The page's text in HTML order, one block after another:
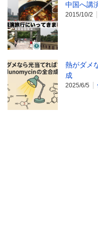
中国へ講
2015/10/2
熱がダメ
成
2025/6/5